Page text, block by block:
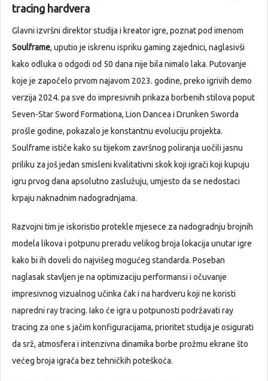
tracing hardvera
Glavni izvršni direktor studija i kreator igre, poznat pod imenom
Soulframe, uputio je iskrenu ispriku gaming zajednici, naglasivši
kako odluka o odgodi od 50 dana nije bila nimalo laka. Putovanje
koje je započelo prvom najavom 2023. godine, preko igrivih demo
verzija 2024. pa sve do impresivnih prikaza borbenih stilova poput
Seven-Star Sword Formationa, Lion Dancea i Drunken Sworda
prošle godine, pokazalo je konstantnu evoluciju projekta.
Soulframe ističe kako su tijekom završnog poliranja uočili jasnu
priliku za još jedan smisleni kvalitativni skok koji igrači koji kupuju
igru prvog dana apsolutno zaslužuju, umjesto da se nedostaci
krpaju naknadnim nadogradnjama.
Razvojni tim je iskoristio protekle mjesece za nadogradnju brojnih
modela likova i potpunu preradu velikog broja lokacija unutar igre
kako bi ih doveli do najvišeg mogućeg standarda. Poseban
naglasak stavljen je na optimizaciju performansi i očuvanje
impresivnog vizualnog učinka čak i na hardveru koji ne koristi
napredni ray tracing. Iako će igra u potpunosti podržavati ray
tracing za one s jačim konfiguracijama, prioritet studija je osigurati
da srž, atmosfera i intenzivna dinamika borbe prožmu ekrane što
većeg broja igrača bez tehničkih poteškoća.